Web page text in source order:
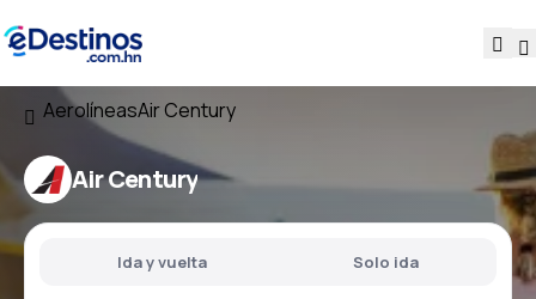
AerolíneasAir Century
Air Century
Ida y vuelta Solo ida